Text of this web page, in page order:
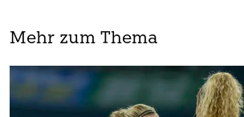
Mehr zum Thema